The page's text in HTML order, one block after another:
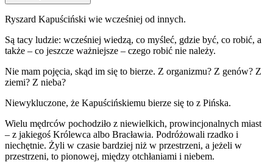
Ryszard Kapuściński wie wcześniej od innych.
Są tacy ludzie: wcześniej wiedzą, co myśleć, gdzie być, co robić, a
także – co jeszcze ważniejsze – czego robić nie należy.
Nie mam pojęcia, skąd im się to bierze. Z organizmu? Z genów? Z
ziemi? Z nieba?
Niewykluczone, że Kapuścińskiemu bierze się to z Pińska.
Wielu mędrców pochodziło z niewielkich, prowincjonalnych miast
– z jakiegoś Królewca albo Bracławia. Podróżowali rzadko i
niechętnie. Żyli w czasie bardziej niż w przestrzeni, a jeżeli w
przestrzeni, to pionowej, między otchłaniami i niebem.